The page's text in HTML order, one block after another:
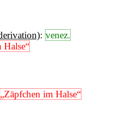
: venez.
Halse“
„Zäpfchen im Halse“